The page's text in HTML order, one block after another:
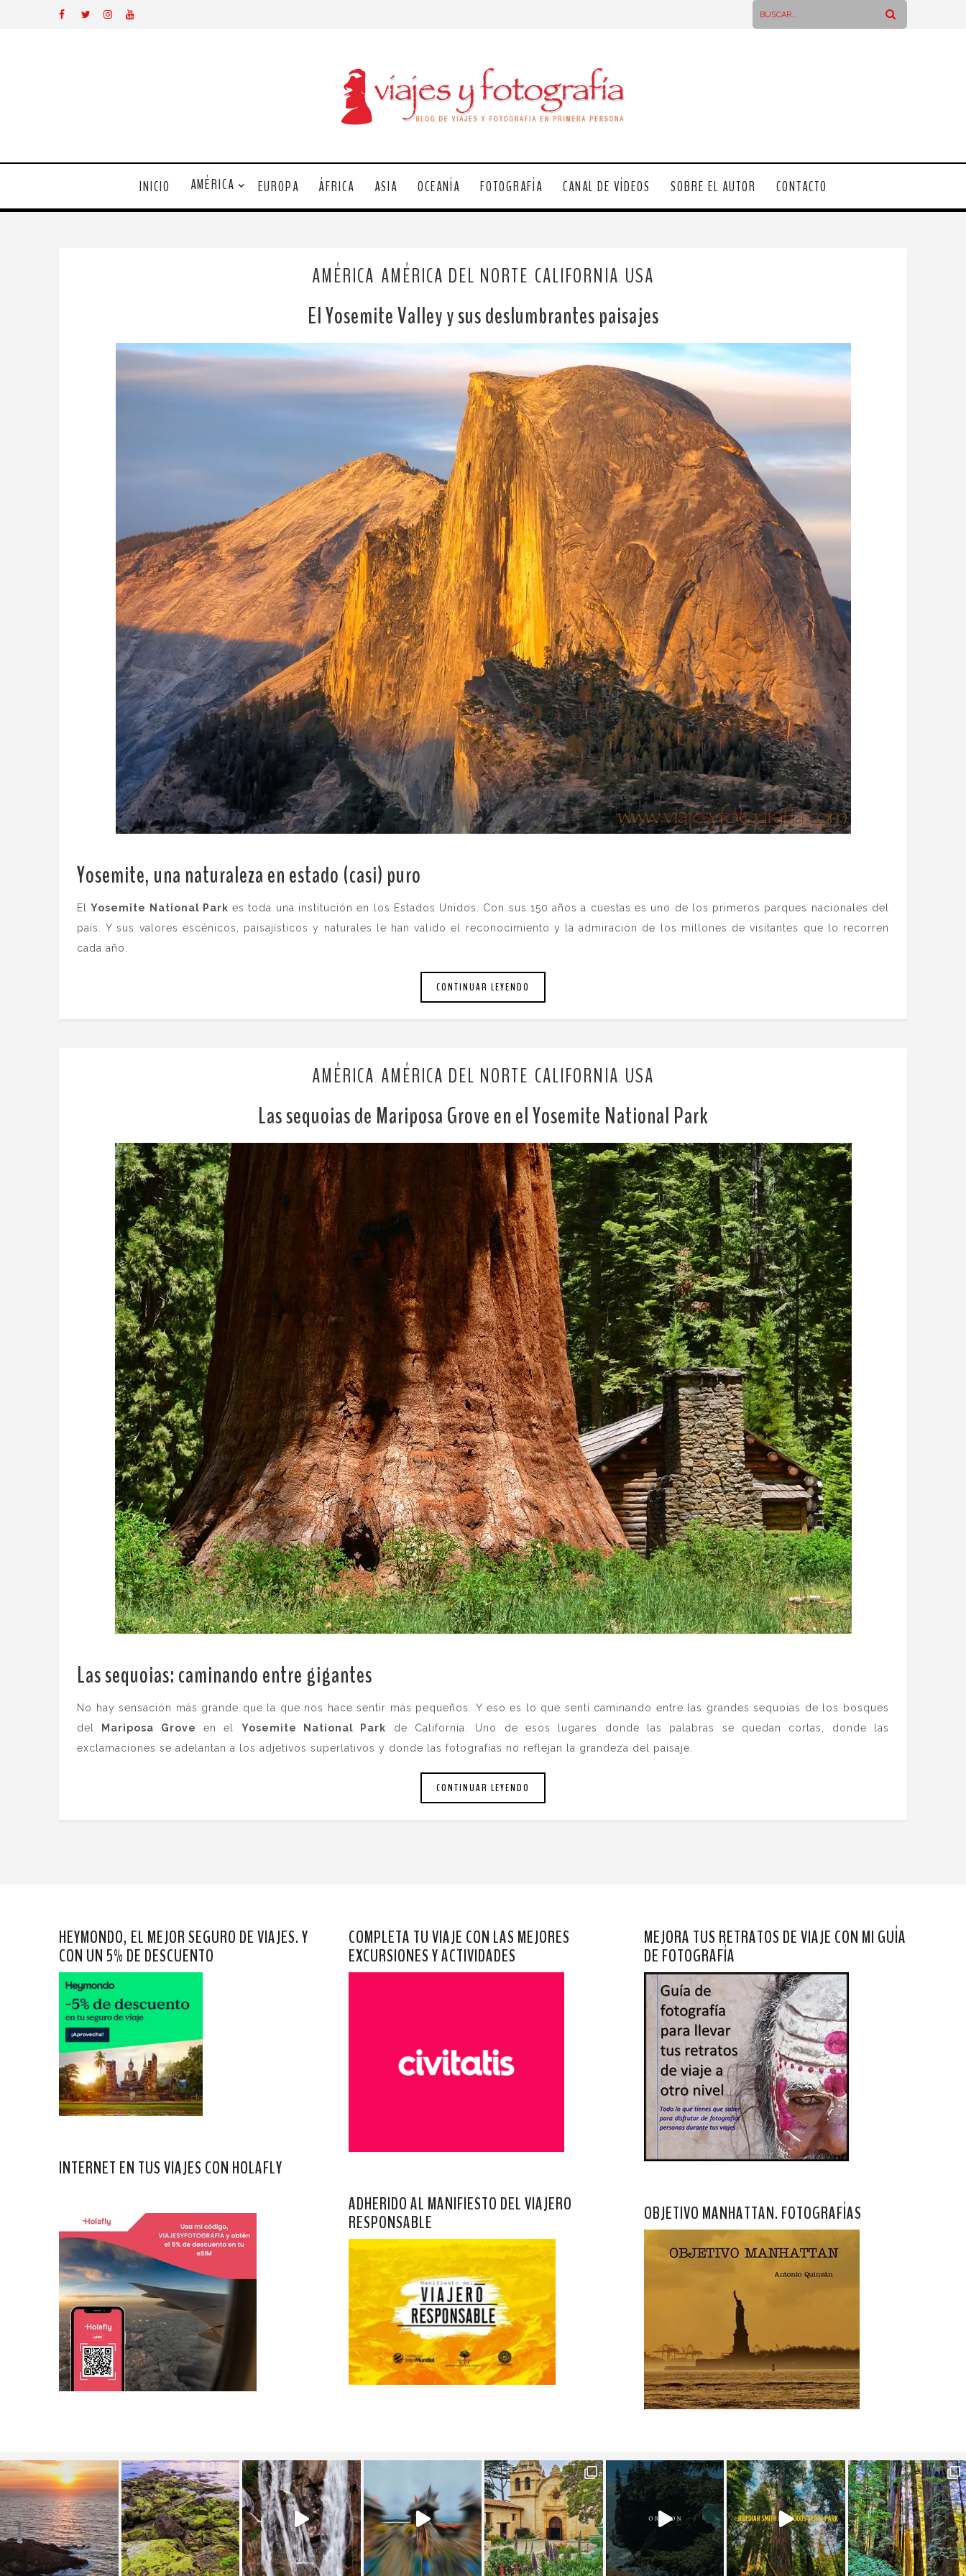
INICIO AMÉRICA EUROPA ÁFRICA ASIA OCEANÍA FOTOGRAFÍA CANAL DE VÍDEOS SOBRE EL AUTOR CONTACTO
AMÉRICA AMÉRICA DEL NORTE CALIFORNIA USA
El Yosemite Valley y sus deslumbrantes paisajes
Yosemite, una naturaleza en estado (casi) puro
ElYosemite National Park es toda una institución en los Estados Unidos. Con sus 150 años a cuestas es uno de los primeros parques nacionales del
país. Y sus valores escénicos, paisajísticos y naturales le han valido el reconocimiento y la admiración de los millones de visitantes que lo recorren
cada año.
CONTINUAR LEYENDO
AMÉRICA, AMÉRICA DEL NORTE, CALIFORNIA, USA
Las sequoias de Mariposa Grove en el Yosemite National Park
Las sequoias: caminando entre gigantes
No hay sensación más grande que la que nos hace sentir más pequeños. Y eso es lo que sentí caminando entre las grandes sequoias de los bosques
del
Mariposa Grove en el Yosemite National Park de California. Uno de esos lugares donde las palabras se quedan cortas, donde las
exclamaciones se adelantan a los adjetivos superlativos y donde las fotografías no reflejan la grandeza del paisaje.
CONTINUAR LEYENDO
HEYMONDO, EL MEJOR SEGURO DE VIAJES. Y
CON UN 5% DE DESCUENTO
INTERNET EN TUS VIAJES CON HOLAFLY
COMPLETA TU VIAJE CON LAS MEJORES
EXCURSIONES Y ACTIVIDADES
ADHERIDO AL MANIFIESTO DEL VIAJERO
RESPONSABLE
MEJORA TUS RETRATOS DE VIAJE CON MI GUÍA
DE FOTOGRAFÍA
OBJETIVO MANHATTAN. FOTOGRAFÍAS